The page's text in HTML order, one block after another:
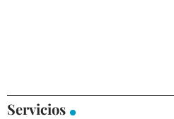
Servicios